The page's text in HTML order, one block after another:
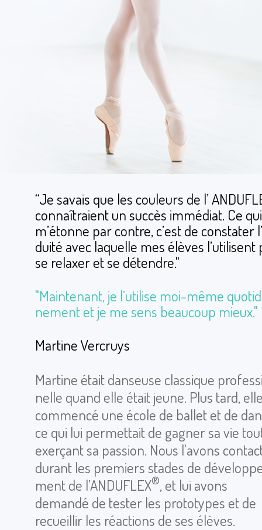
“Je savais que les cou­leurs de l’
connaî­traient un succès immé­diat. Ce qui
m’étonne par contre, c’est de consta­ter
duité avec laquelle mes élèves l’uti­lisent
se relaxer et se détendre."
"Main­te­nant, je l’uti­lise moi-même
ne­ment et je me sens beau­coup mieux."
Mar­tine Ver­cruys
Mar­tine était dan­seuse clas­sique
nelle quand elle était jeune. Plus tard,
com­mencé une école de ballet et de
ce qui lui per­met­tait de gagner sa vie
exer­çant sa pas­sion. Nous l'avons
durant les pre­miers stades de
ment de l’AN­DU­FLEX®, et lui avons
demandé de tester les pro­to­types et de
recueillir les réac­tions de ses élèves.